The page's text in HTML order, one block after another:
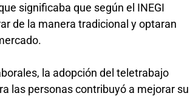
significaba que según el INEGI
de la manera tradicional y optaran
la adopción del teletrabajo
las personas contribuyó a mejorar su